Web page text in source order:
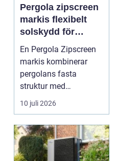
Pergola zipscreen
markis flexibelt
solskydd för
moderna uterum
En Pergola Zipscreen
markis kombinerar
pergolans fasta
struktur med
screenmarkisens
10 juli 2026